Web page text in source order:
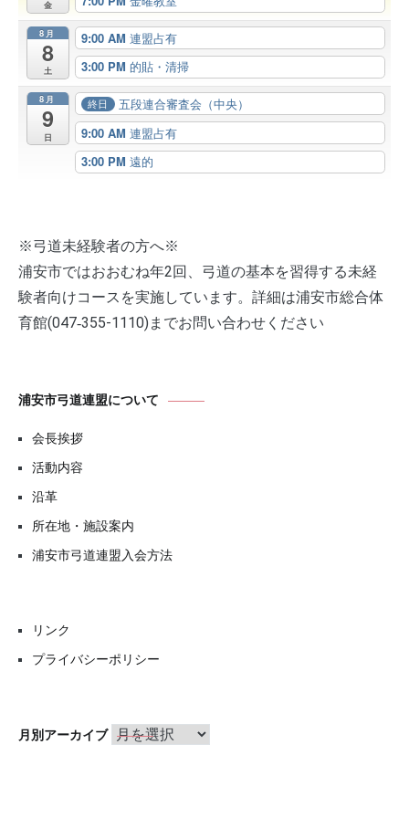
金
8月
8
土
9:00 AM 連盟占有
3:00 PM 的貼・清掃
8月
9
日
終日
五段連合審査会（中央）
9:00 AM 連盟占有
3:00 PM 遠的
※弓道未経験者の方へ※
浦安市ではおおむね年2回、弓道の基本を習得する未経
験者向けコースを実施しています。詳細は浦安市総合体
育館(047‐355-1110)までお問い合わせください
浦安市弓道連盟について
会長挨拶
活動内容
沿革
所在地・施設案内
浦安市弓道連盟入会方法
リンク
プライバシーポリシー
月別アーカイブ 月